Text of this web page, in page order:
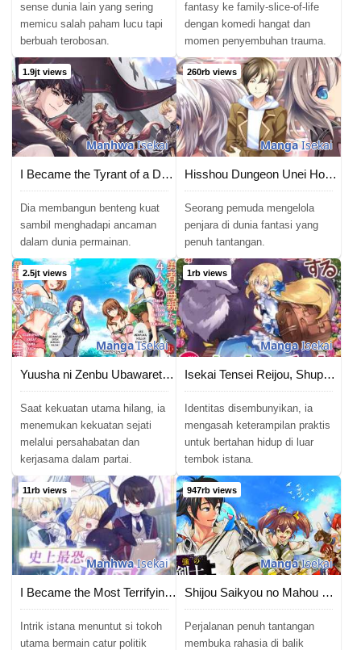
sense dunia lain yang sering
memicu salah paham lucu tapi
berbuah terobosan.
fantasy ke family-slice-of-life
dengan komedi hangat dan
momen penyembuhan trauma.
1.9jt views
ManhwaIsekai
I Became the Tyrant of a Defense Game
Dia membangun benteng kuat
sambil menghadapi ancaman
dalam dunia permainan.
260rb views
MangaIsekai
Hisshou Dungeon Unei Houhou
Seorang pemuda mengelola
penjara di dunia fantasi yang
penuh tantangan.
2.5jt views
MangaIsekai
Yuusha ni Zenbu Ubawareta Ore wa Yuusha no Hahaoya to Party wo Kumimashita!
Saat kekuatan utama hilang, ia
menemukan kekuatan sejati
melalui persahabatan dan
kerjasama dalam partai.
1rb views
MangaIsekai
Isekai Tensei Reijou, Shuppon Suru
Identitas disembunyikan, ia
mengasah keterampilan praktis
untuk bertahan hidup di luar
tembok istana.
11rb views
ManhwaIsekai
I Became the Most Terrifying Stepmother in History?!
Intrik istana menuntut si tokoh
utama bermain catur politik
947rb views
MangaIsekai
Shijou Saikyou no Mahou Kenshi, F Rank Boukensha ni Tensei Suru
Perjalanan penuh tantangan
membuka rahasia di balik